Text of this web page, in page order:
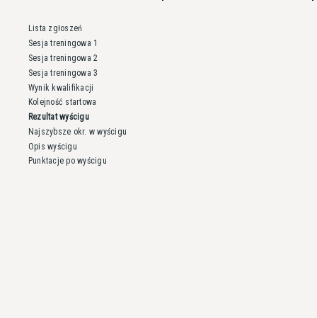
Lista zgłoszeń
Sesja treningowa 1
Sesja treningowa 2
Sesja treningowa 3
Wynik kwalifikacji
Kolejność startowa
Rezultat wyścigu
Najszybsze okr. w wyścigu
Opis wyścigu
Punktacje po wyścigu